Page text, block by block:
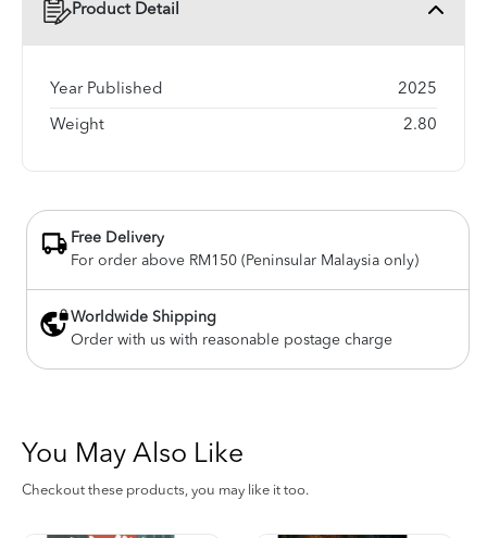
Product Detail
Year Published 2025
Weight 2.80
Free Delivery
For order above RM150 (Peninsular Malaysia only)
Worldwide Shipping
Order with us with reasonable postage charge
You May Also Like
Checkout these products, you may like it too.